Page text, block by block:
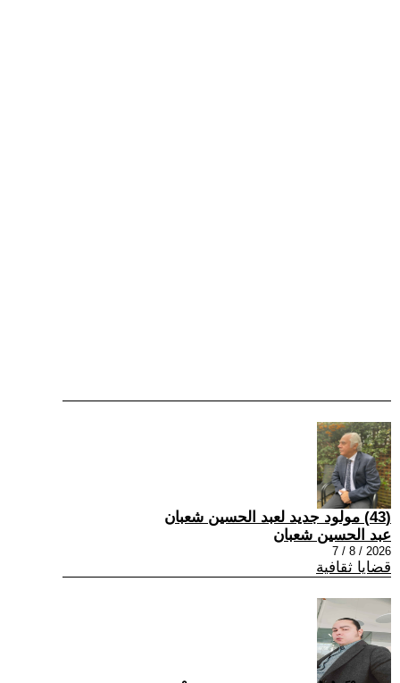
(43) مولود جديد لعبد الحسين شعبان
عبد الحسين شعبان
2026 / 8 / 7
قضايا ثقافية